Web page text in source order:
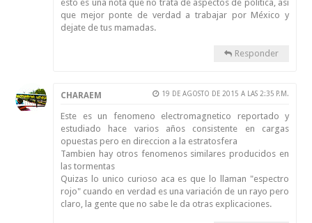
esto es una nota que no trata de aspectos de politica, asi
que mejor ponte de verdad a trabajar por México y
dejate de tus mamadas.
Responder
CHARAEM 19 DE AGOSTO DE 2015 A LAS 2:35 P.M.
Este es un fenomeno electromagnetico reportado y
estudiado hace varios años consistente en cargas
opuestas pero en direccion a la estratosfera
Tambien hay otros fenomenos similares producidos en
las tormentas
Quizas lo unico curioso aca es que lo llaman "espectro
rojo" cuando en verdad es una variación de un rayo pero
claro, la gente que no sabe le da otras explicaciones.